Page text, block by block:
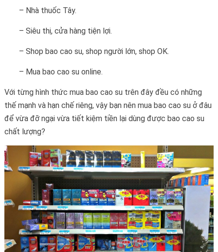
– Nhà thuốc Tây.
– Siêu thị, cửa hàng tiện lợi.
– Shop bao cao su, shop người lớn, shop OK.
– Mua bao cao su online.
Với từng hình thức mua bao cao su trên đây đều có những
thế mạnh và hạn chế riêng, vậy bạn nên mua bao cao su ở đâu
để vừa đỡ ngại vừa tiết kiệm tiền lại dùng được bao cao su
chất lượng?